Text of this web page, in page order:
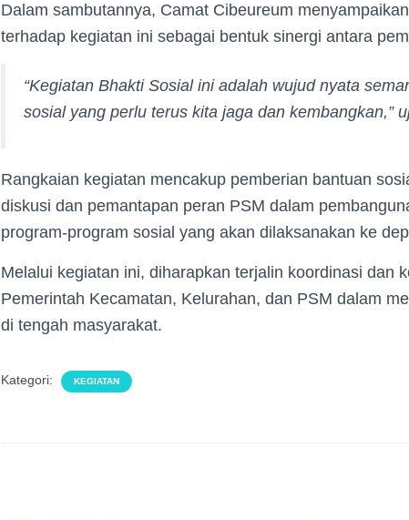
Dalam sambutannya, Camat Cibeureum
terhadap kegiatan ini sebagai bentuk sinergi antara
“Kegiatan Bhakti Sosial ini adalah wujud nyata
sosial yang perlu terus kita jaga dan kembangkan,”
Rangkaian kegiatan mencakup pemberian bantuan
diskusi dan pemantapan peran PSM dalam
program-program sosial yang akan dilaksanakan ke
Melalui kegiatan ini, diharapkan terjalin koordinasi dan
Pemerintah Kecamatan, Kelurahan, dan PSM dalam
di tengah masyarakat.
Kategori: KEGIATAN